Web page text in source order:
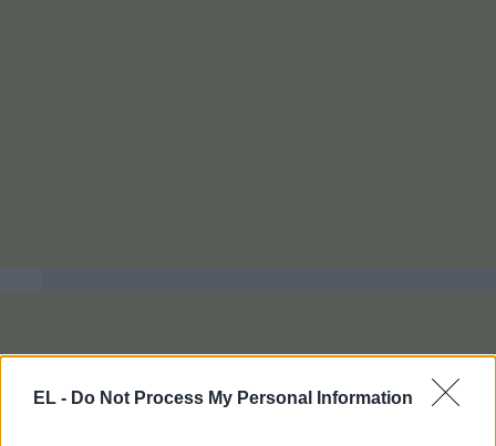
EL - Do Not Process My Personal Information